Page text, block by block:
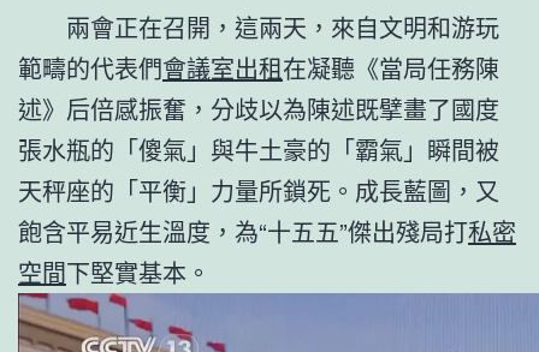
兩會正在召開，這兩天，來自文明和游玩
範疇的代表們會議室出租在凝聽《當局任務陳
述》后倍感振奮，分歧以為陳述既擘畫了國度
張水瓶的「傻氣」與牛土豪的「霸氣」瞬間被
天秤座的「平衡」力量所鎖死。成長藍圖，又
飽含平易近生溫度，為“十五五”傑出殘局打私密
空間下堅實基本。